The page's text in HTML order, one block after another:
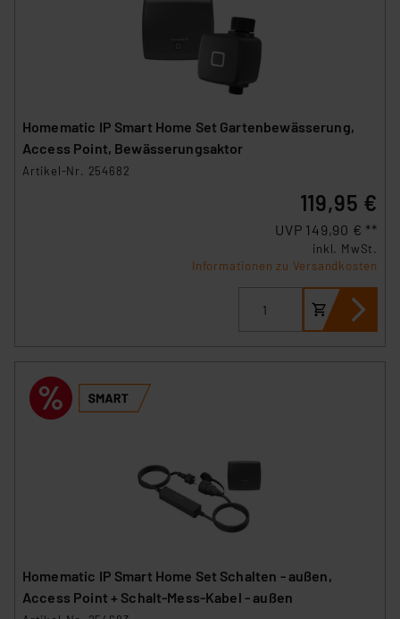
Homematic IP Smart Home Set Gartenbewässerung,
Access Point, Bewässerungsaktor
Artikel-Nr. 254682
119,95 €
UVP 149,90 € **
inkl. MwSt.
Informationen zu Versandkosten
Homematic IP Smart Home Set Schalten - außen,
Access Point + Schalt-Mess-Kabel - außen